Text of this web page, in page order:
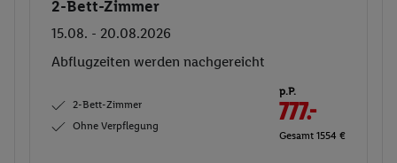
Buchen
2-Bett-Zimmer
15.08. - 20.08.2026
Abflugzeiten werden nachgereicht
2-Bett-Zimmer
Ohne Verpflegung
p.P.
777.-
Gesamt 1554 €